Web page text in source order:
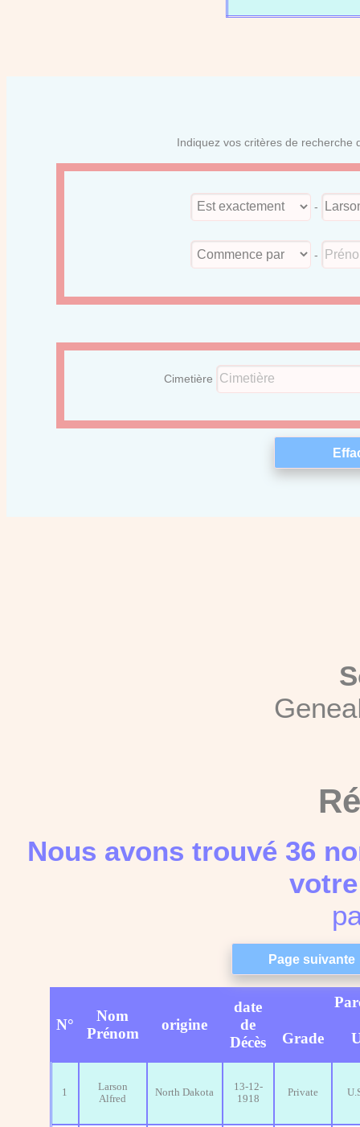
Indiquez vos critères de recherche
-
-
Cimetière
Nous avons trouvé 36
N°
Nom
Prénom
origine
date
de
Décès
Grade
1
Larson
Alfred
North Dakota
13-12-
1918
Private